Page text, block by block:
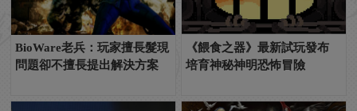
BioWare老兵：玩家擅長髮現
問題卻不擅長提出解決方案
《餵食之器》最新試玩發布
培育神秘神明恐怖冒險